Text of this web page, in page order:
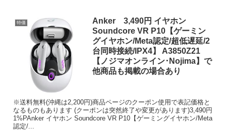
特価
Anker 3,490円 イヤホン
Soundcore VR P10【ゲーミン
グイヤホン/Meta認定/超低遅延/2
台同時接続/IPX4】 A3850Z21
【ノジマオンライン･Nojima】で
他商品も掲載の場合あり
※送料無料(沖縄は2,200円)商品ページのクーポン使用で表記価格と
なるものもあります (クーポンは突然終了や変更があります)3,490円
1%PAnker イヤホン Soundcore VR P10【ゲーミングイヤホン/Meta
認定/...